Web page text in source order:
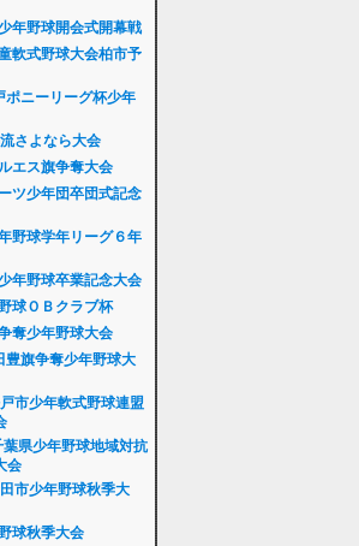
年野球開会式開幕戦
軟式野球大会柏市予
ポニーリーグ杯少年
さよなら大会
エス旗争奪大会
ツ少年団卒団式記念
野球学年リーグ６年
年野球卒業記念大会
球ＯＢクラブ杯
奪少年野球大会
豊旗争奪少年野球大
市少年軟式野球連盟
県少年野球地域対抗
会
市少年野球秋季大
球秋季大会